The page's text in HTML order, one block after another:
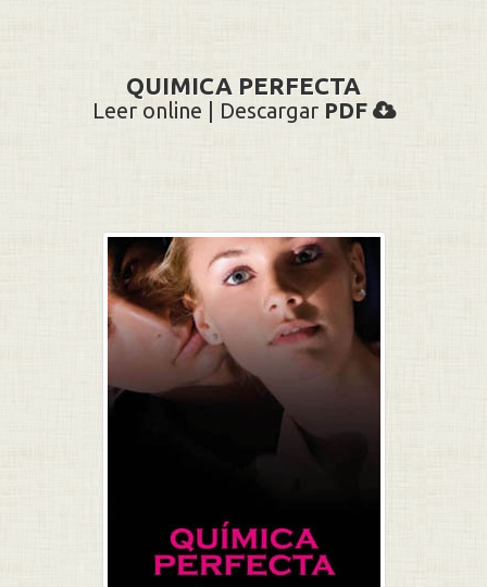
QUIMICA PERFECTA
Leer online | Descargar PDF